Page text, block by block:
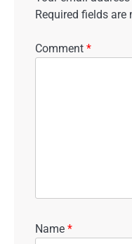
Required fields are
Comment *
Name *